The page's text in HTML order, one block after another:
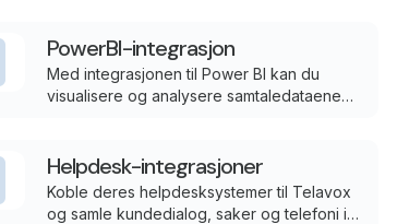
PowerBI-integrasjon
Med integrasjonen til Power BI kan du
visualisere og analysere samtaledataene
datadrevne beslutninger.
Helpdesk-integrasjoner
Koble deres helpdesksystemer til Telavox
og samle kundedialog, saker og telefoni i